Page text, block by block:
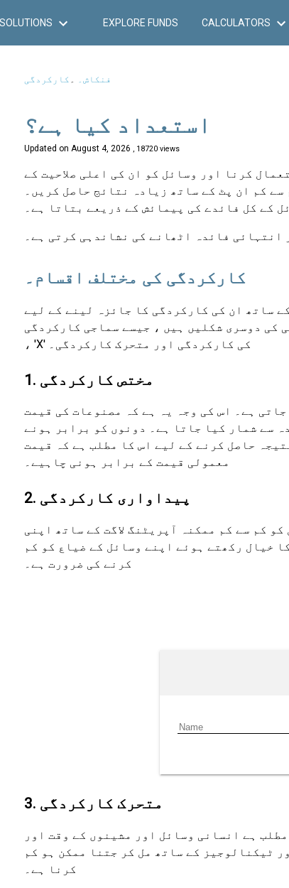
SOLUTIONS EXPLORE FUNDS CALCULATORS
فنکاش۔ ۔ کارکردگی
استعداد کیا ہے؟
Updated on August 4, 2026 , 18720 views
کرنا اور وسائل کو ان کی اعلی صلاحیت کے
کم ان پٹ کے ساتھ زیادہ نتائج حاصل کریں۔
کے کل فائدے کی پیمائش کے ذریعے بتاتا ہے۔
فائدہ اٹھانے کی نشاندہی کرتی ہے۔
کارکردگی کی مختلف اقسام۔
ساتھ ان کی کارکردگی کا جائزہ لینے کے لیے
کی دوسری شکلیں ہیں ، جیسے سماجی کارکردگی
، 'X' کی کارکردگی اور متحرک کارکردگی۔
1. مختص کارکردگی
ہے۔ اس کی وجہ یہ ہے کہ مصنوعات کی قیمت
سے شمار کیا جاتا ہے۔ دونوں کو برابر ہونے
حاصل کرنے کے لیے اس کا مطلب ہے کہ قیمت
معمولی قیمت کے برابر ہونی چاہیے۔
2. پیداواری کارکردگی
کم سے کم ممکنہ آپریٹنگ لاگت کے ساتھ اپنی
خیال رکھتے ہوئے اپنے وسائل کے ضیاع کو کم
کرنے کی ضرورت ہے۔
3. متحرک کارکردگی
ہے انسانی وسائل اور مشینوں کے وقت اور
ٹیکنالوجیز کے ساتھ مل کر جتنا ممکن ہو کم
کرنا ہے۔